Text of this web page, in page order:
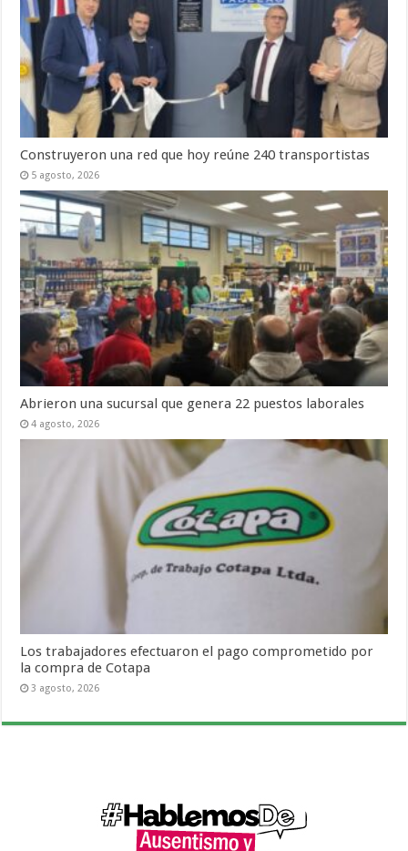
Construyeron una red que hoy reúne 240 transportistas
5 agosto, 2026
Abrieron una sucursal que genera 22 puestos laborales
4 agosto, 2026
Los trabajadores efectuaron el pago comprometido por
la compra de Cotapa
3 agosto, 2026